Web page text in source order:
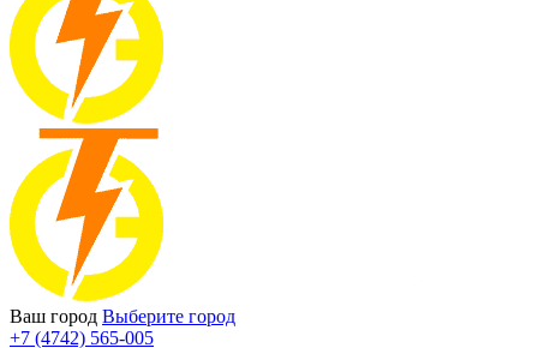
Ваш город Выберите город
+7 (4742) 565-005